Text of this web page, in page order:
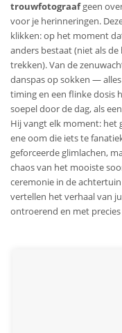
trouwfotograafgeen
voor je herinneringen.
klikken: op het moment
anders bestaat (niet als
trekken). Van de
danspas op sokken —
timing en een flinke dosis
soepel door de dag, als
Hij vangt elk moment: het
ene oom die iets te
geforceerde glimlachen,
chaos van het mooiste
ceremonie in de
vertellen het verhaal van
ontroerend en met